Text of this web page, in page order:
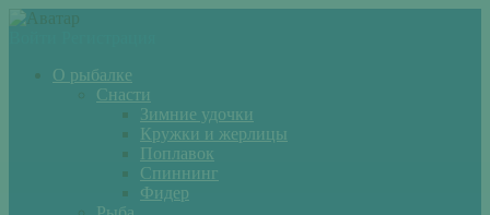
О рыбалке
Снасти
Зимние удочки
Кружки и жерлицы
Поплавок
Спиннинг
Фидер